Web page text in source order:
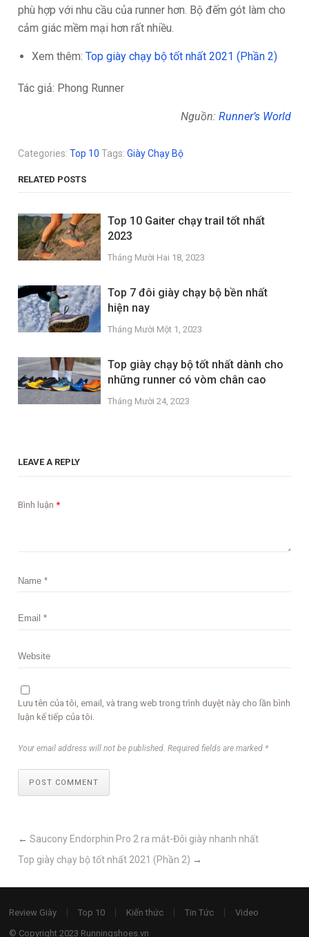
phù hợp với nhu cầu của runner hơn. Bộ đếm gót làm cho
cảm giác mềm mại hơn rất nhiều.
Xem thêm:Top giày chạy bộ tốt nhất 2021 (Phần 2)
Tác giả: Phong Runner
Nguồn: Runner’s World
Categories:Top 10 Tags:Giày Chạy Bộ
RELATED POSTS
Top 10 Gaiter chạy trail tốt nhất
2023
Tháng Mười Hai 18, 2023
Top 7 đôi giày chạy bộ bền nhất
hiện nay
Tháng Mười Một 1, 2023
Top giày chạy bộ tốt nhất dành cho
những runner có vòm chân cao
Tháng Mười 24, 2023
LEAVE A REPLY
Bình luận*
Lưu tên của tôi, email, và trang web trong trình duyệt này cho lần bình
luận kế tiếp của tôi.
Your email address will not be published. Required fields are marked *
POST COMMENT
←Saucony Endorphin Pro 2 ra mắt-Đôi giày nhanh nhất
Top giày chạy bộ tốt nhất 2021 (Phần 2) →
Review Giày Top 10 Kiến thức Tin Tức
Video
© Copyright 2023 Runningshoes.vn